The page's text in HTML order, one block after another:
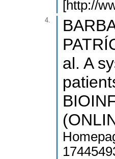
[http://
4.
al. A